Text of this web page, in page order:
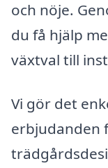
och nöje.
du få hjälp
växtval till
Vi gör det
erbjudanden